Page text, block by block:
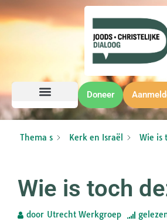
Doneer
Thema s Kerk en Israël Wie is
Wie is toch
door Utrecht Werkgroep